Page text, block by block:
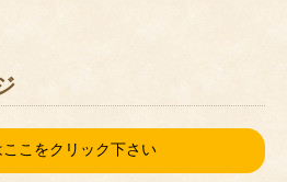
こをクリック下さい